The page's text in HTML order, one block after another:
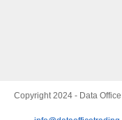
Copyright 2024 - Data